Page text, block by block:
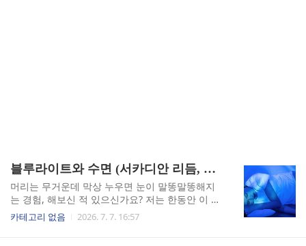
블루라이트와 수면 (서카디안 리듬, 멜라토닌 억제, 블루라이트 차단)
머리는 무거운데 막상 누우면 눈이 말똥말똥해지
는 경험, 해보신 적 있으신가요? 저는 한동안 이 상
태가 매일 밤 반복됐습니다. 원인을 찾다가 수면의
학 자료를 파고들었고, 문제가 생각보다 훨씬 단순
카테고리 없음 2026. 7. 7. 16:57